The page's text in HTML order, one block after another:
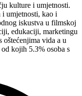
kulture i umjetnosti.
umjetnosti, kao i
iskustva u filmskoj
edukaciji, marketingu
vida a u
kojih 5.3% osoba s